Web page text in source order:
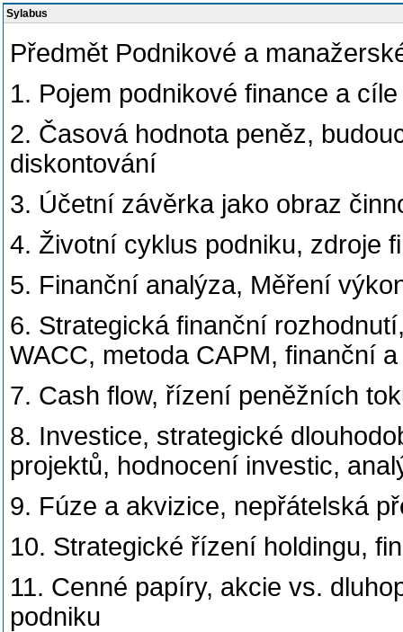
Sylabus
Předmět Podnikové a
1. Pojem podnikové finance a
2. Časová hodnota peněz,
diskontování
3. Účetní závěrka jako obraz
4. Životní cyklus podniku, zdroje
5. Finanční analýza, Měření
6. Strategická finanční
WACC, metoda CAPM, finanční
7. Cash flow, řízení peněžních
8. Investice, strategické
projektů, hodnocení investic,
9. Fúze a akvizice, nepřátelská
10. Strategické řízení holdingu,
11. Cenné papíry, akcie vs.
podniku